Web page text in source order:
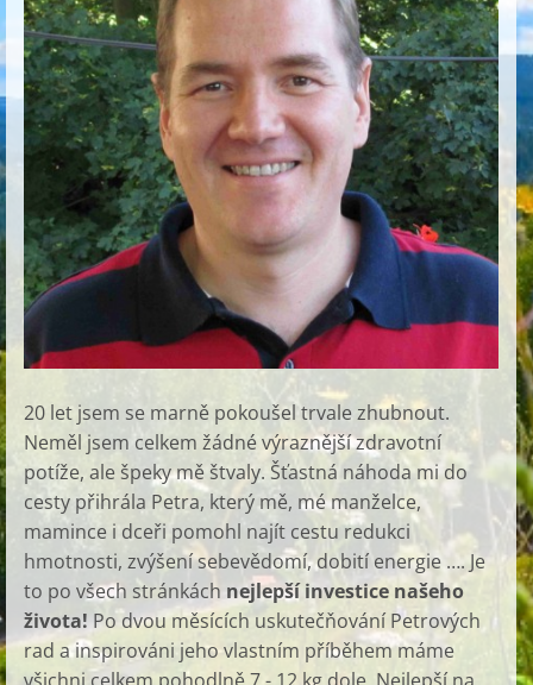
20 let jsem se marně pokoušel trvale zhubnout.
Neměl jsem celkem žádné výraznější zdravotní
potíže, ale špeky mě štvaly. Šťastná náhoda mi do
cesty přihrála Petra, který mě, mé manželce,
mamince i dceři pomohl najít cestu redukci
hmotnosti, zvýšení sebevědomí, dobití energie …. Je
to po všech stránkách nejlepší investice našeho
života! Po dvou měsících uskutečňování Petrových
rad a inspirováni jeho vlastním příběhem máme
všichni celkem pohodlně 7 - 12 kg dole. Nejlepší na